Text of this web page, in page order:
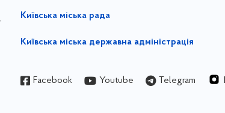
,
Київська міська рада
Київська міська державна адміністрація
Facebook Youtube Telegram